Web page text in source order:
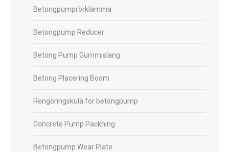
Betongpumprörklämma
Betongpump Reducer
Betong Pump Gummislang
Betong Placering Boom
Rengöringskula för betongpump
Concrete Pump Packning
Betongpump Wear Plate